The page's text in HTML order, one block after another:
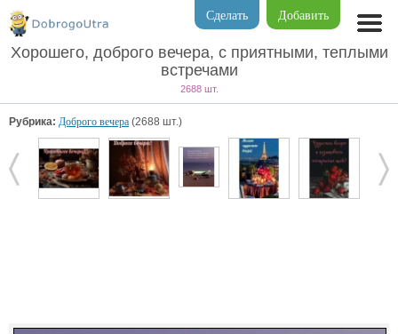
Добавить
Сделать
Хорошего, доброго вечера, с приятными, теплыми
встречами
2688 шт.
Рубрика: Доброго вечера (2688 шт.)